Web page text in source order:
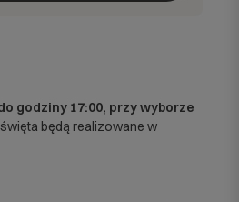
godziny 17:00, przy wyborze
będą realizowane w